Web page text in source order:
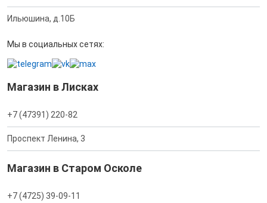
Ильюшина, д.10Б
Мы в социальных сетях:
Магазин в Лисках
+7 (47391) 220-82
Проспект Ленина, 3
Магазин в Старом Осколе
+7 (4725) 39-09-11